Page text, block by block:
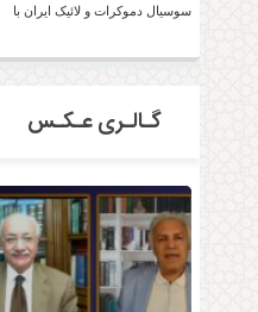
سوسیال دموکرات و لائیک ایران با
گـالـری عـکـس